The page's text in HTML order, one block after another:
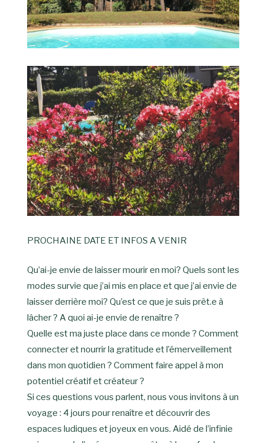
PROCHAINE DATE ET INFOS A VENIR
Qu’ai-je envie de laisser mourir en moi? Quels sont les
modes survie que j’ai mis en place et que j’ai envie de
laisser derrière moi? Qu’est ce que je suis prêt.e à
lâcher ? A quoi ai-je envie de renaître ?
Quelle est ma juste place dans ce monde ? Comment
connecter et nourrir la gratitude et l’émerveillement
dans mon quotidien ? Comment faire appel à mon
potentiel créatif et créateur ?
Si ces questions vous parlent, nous vous invitons à un
voyage : 4 jours pour renaître et découvrir des
espaces ludiques et joyeux en vous. Aidé de l’infinie